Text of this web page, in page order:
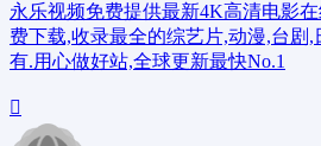
永乐视频免费提供最新4K高清电影
费下载,收录最全的综艺片,动漫,台剧
有.用心做好站,全球更新最快No.1